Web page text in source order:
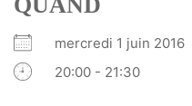
mercredi 1 juin 2016
20:00 - 21:30